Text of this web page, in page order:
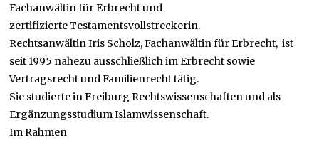
Fachanwältin für Erbrecht und
zertifizierte Testamentsvollstreckerin.
Rechtsanwältin Iris Scholz, Fachanwältin für Erbrecht, ist
seit 1995 nahezu ausschließlich im Erbrecht sowie
Vertragsrecht und Familienrecht tätig.
Sie studierte in Freiburg Rechtswissenschaften und als
Ergänzungsstudium Islamwissenschaft.
Im Rahmen